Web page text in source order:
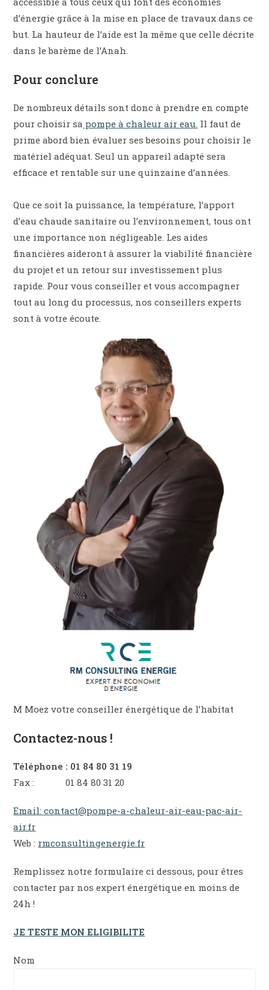
d’énergie grâce à la mise en place de travaux dans ce
but. La hauteur de l’aide est la même que celle décrite
dans le barème de l’Anah.
Pour conclure
De nombreux détails sont donc à prendre en compte
pour choisir sa pompe à chaleur air eau. Il faut de
prime abord bien évaluer ses besoins pour choisir le
matériel adéquat. Seul un appareil adapté sera
efficace et rentable sur une quinzaine d’années.
Que ce soit la puissance, la température, l’apport
d’eau chaude sanitaire ou l’environnement, tous ont
une importance non négligeable. Les aides
financières aideront à assurer la viabilité financière
du projet et un retour sur investissement plus
rapide. Pour vous conseiller et vous accompagner
tout au long du processus, nos conseillers experts
sont à votre écoute.
M Moez votre conseiller énergétique de l’habitat
Contactez-nous !
Téléphone : 01 84 80 31 19
Fax : 01 84 80 31 20
Email: contact@pompe-a-chaleur-air-eau-pac-air-
air.fr
Web : rmconsultingenergie.fr
Remplissez notre formulaire ci dessous, pour êtres
contacter par nos expert énergétique en moins de
24h !
JE TESTE MON ELIGIBILITE
Nom